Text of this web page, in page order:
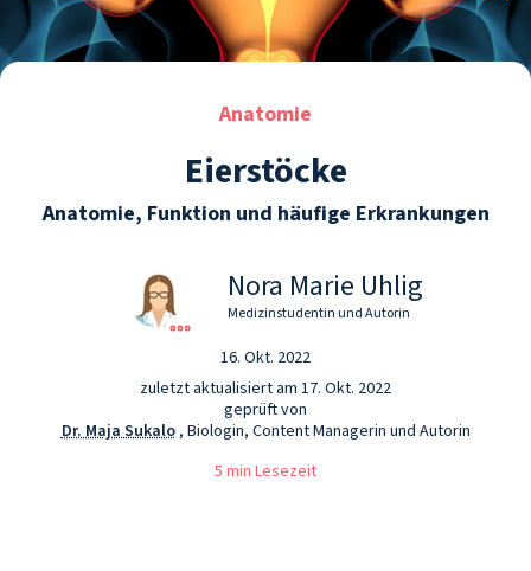
Anatomie
Eierstöcke
Anatomie, Funktion und häufige Erkrankungen
Nora Marie Uhlig
Medizinstudentin und Autorin
16. Okt. 2022
zuletzt aktualisiert am 17. Okt. 2022
geprüft von
Dr. Maja Sukalo, Biologin, Content Managerin und Autorin
5 min Lesezeit